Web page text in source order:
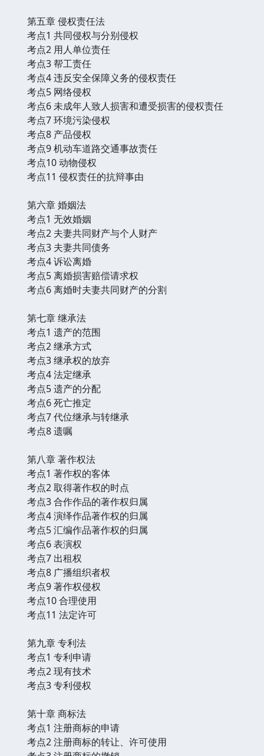
第五章 侵权责任法
考点1 共同侵权与分别侵权
考点2 用人单位责任
考点3 帮工责任
考点4 违反安全保障义务的侵权责任
考点5 网络侵权
考点6 未成年人致人损害和遭受损害的侵权责任
考点7 环境污染侵权
考点8 产品侵权
考点9 机动车道路交通事故责任
考点10 动物侵权
考点11 侵权责任的抗辩事由
第六章 婚姻法
考点1 无效婚姻
考点2 夫妻共同财产与个人财产
考点3 夫妻共同债务
考点4 诉讼离婚
考点5 离婚损害赔偿请求权
考点6 离婚时夫妻共同财产的分割
第七章 继承法
考点1 遗产的范围
考点2 继承方式
考点3 继承权的放弃
考点4 法定继承
考点5 遗产的分配
考点6 死亡推定
考点7 代位继承与转继承
考点8 遗嘱
第八章 著作权法
考点1 著作权的客体
考点2 取得著作权的时点
考点3 合作作品的著作权归属
考点4 演绎作品著作权的归属
考点5 汇编作品著作权的归属
考点6 表演权
考点7 出租权
考点8 广播组织者权
考点9 著作权侵权
考点10 合理使用
考点11 法定许可
第九章 专利法
考点1 专利申请
考点2 现有技术
考点3 专利侵权
第十章 商标法
考点1 注册商标的申请
考点2 注册商标的转让、许可使用